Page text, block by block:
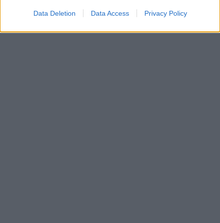
Data Deletion Data Access Privacy Policy